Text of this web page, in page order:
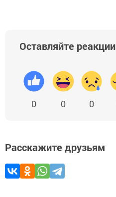
Оставляйте реакции
0 0 0
Расскажите друзьям